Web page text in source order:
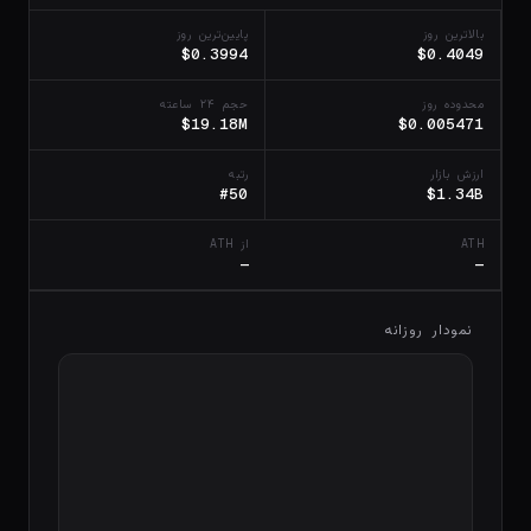
بالاترین روز
$0.4049
پایین‌ترین روز
$0.3994
محدوده روز
$0.005471
حجم ۲۴ ساعته
$19.18M
ارزش بازار
$1.34B
رتبه
#50
ATH
—
از ATH
—
نمودار روزانه